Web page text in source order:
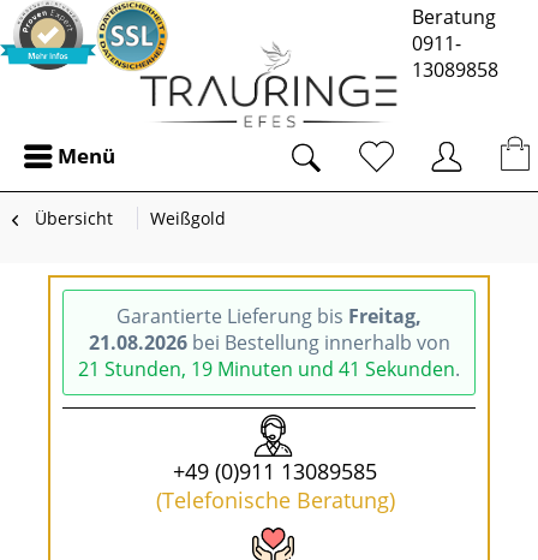
Beratung
0911-
13089858
Menü
Übersicht Weißgold
Garantierte Lieferung bis Freitag,
21.08.2026bei Bestellung innerhalb von
21 Stunden, 19 Minuten und 41 Sekunden.
+49 (0)911 13089585
(Telefonische Beratung)